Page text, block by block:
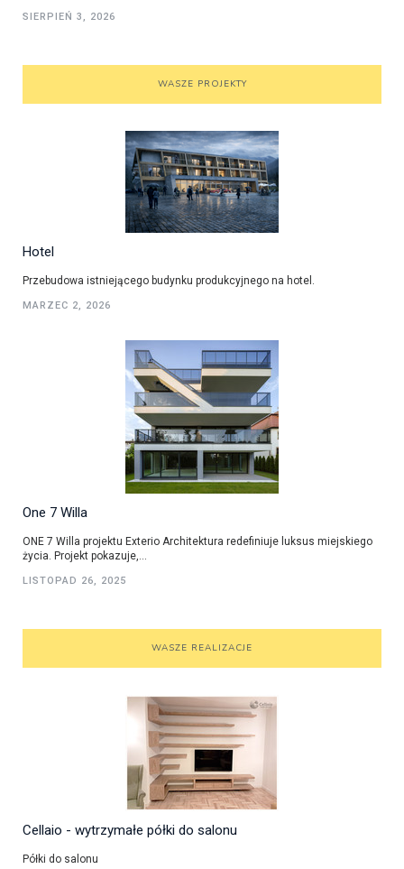
SIERPIEŃ 3, 2026
WASZE PROJEKTY
Hotel
Przebudowa istniejącego budynku produkcyjnego na hotel.
MARZEC 2, 2026
One 7 Willa
ONE 7 Willa projektu Exterio Architektura redefiniuje luksus miejskiego
życia. Projekt pokazuje,...
LISTOPAD 26, 2025
WASZE REALIZACJE
Cellaio - wytrzymałe półki do salonu
Półki do salonu